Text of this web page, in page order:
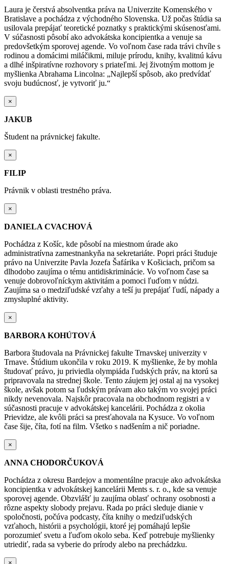
Laura je čerstvá absolventka práva na Univerzite Komenského v
Bratislave a pochádza z východného Slovenska. Už počas štúdia sa
usilovala prepájať teoretické poznatky s praktickými skúsenosťami.
V súčasnosti pôsobí ako advokátska koncipientka a venuje sa
predovšetkým sporovej agende. Vo voľnom čase rada trávi chvíle s
rodinou a domácimi miláčikmi, miluje prírodu, knihy, kvalitnú kávu
a dlhé inšpiratívne rozhovory s priateľmi. Jej životným mottom je
myšlienka Abrahama Lincolna: „Najlepší spôsob, ako predvídať
svoju budúcnosť, je vytvoriť ju.“
×
JAKUB
Študent na právnickej fakulte.
×
FILIP
Právnik v oblasti trestného práva.
×
DANIELA CVACHOVÁ
Pochádza z Košíc, kde pôsobí na miestnom úrade ako
administratívna zamestnankyňa na sekretariáte. Popri práci študuje
právo na Univerzite Pavla Jozefa Šafárika v Košiciach, pričom sa
dlhodobo zaujíma o tému antidiskriminácie. Vo voľnom čase sa
venuje dobrovoľníckym aktivitám a pomoci ľuďom v núdzi.
Zaujíma sa o medziľudské vzťahy a teší ju prepájať ľudí, nápady a
zmysluplné aktivity.
×
BARBORA KOHÚTOVÁ
Barbora študovala na Právnickej fakulte Trnavskej univerzity v
Trnave. Štúdium ukončila v roku 2019. K myšlienke, že by mohla
študovať právo, ju priviedla olympiáda ľudských práv, na ktorú sa
pripravovala na strednej škole. Tento záujem jej ostal aj na vysokej
škole, avšak potom sa ľudským právam ako takým vo svojej práci
nikdy nevenovala. Najskôr pracovala na obchodnom registri a v
súčasnosti pracuje v advokátskej kancelárii. Pochádza z okolia
Prievidze, ale kvôli práci sa presťahovala na Kysuce. Vo voľnom
čase šije, číta, fotí na film. Všetko s nadšením a nič poriadne.
×
ANNA CHODORČUKOVÁ
Pochádza z okresu Bardejov a momentálne pracuje ako advokátska
koncipientka v advokátskej kancelárii Ments s. r. o., kde sa venuje
sporovej agende. Obzvlášť ju zaujíma oblasť ochrany osobnosti a
rôzne aspekty slobody prejavu. Rada po práci sleduje dianie v
spoločnosti, počúva podcasty, číta knihy o medziľudských
vzťahoch, histórii a psychológii, ktoré jej pomáhajú lepšie
porozumieť svetu a ľuďom okolo seba. Keď potrebuje myšlienky
utriediť, rada sa vyberie do prírody alebo na prechádzku.